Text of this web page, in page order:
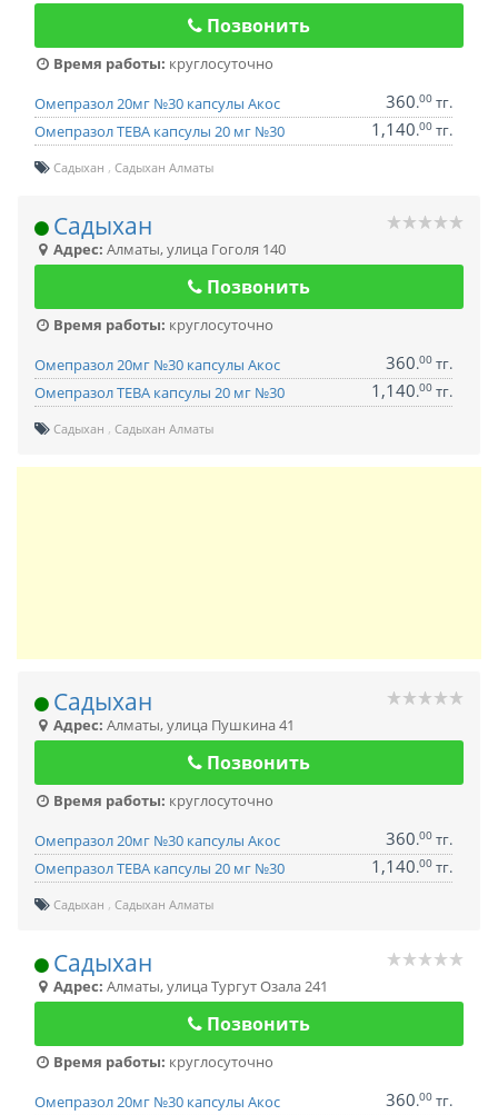
Позвонить
Время работы: круглосуточно
Омепразол 20мг №30 капсулы Акос
360.00 тг.
Омепразол ТЕВА капсулы 20 мг №30
1,140.00 тг.
Садыхан Садыхан Алматы
Садыхан
Адрес: Алматы,улица Гоголя 140
Позвонить
Время работы: круглосуточно
Омепразол 20мг №30 капсулы Акос
360.00 тг.
Омепразол ТЕВА капсулы 20 мг №30
1,140.00 тг.
Садыхан Садыхан Алматы
Садыхан
Адрес: Алматы,улица Пушкина 41
Позвонить
Время работы: круглосуточно
Омепразол 20мг №30 капсулы Акос
360.00 тг.
Омепразол ТЕВА капсулы 20 мг №30
1,140.00 тг.
Садыхан Садыхан Алматы
Садыхан
Адрес: Алматы,улица Тургут Озала 241
Позвонить
Время работы: круглосуточно
Омепразол 20мг №30 капсулы Акос
360.00 тг.